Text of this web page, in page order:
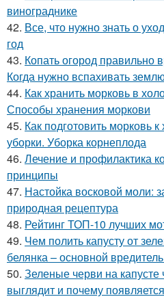
винограднике
42. Все, что нужно знать о
год
43. Копать огород правильно
Когда нужно вспахивать
44. Как хранить морковь в
Способы хранения моркови
45. Как подготовить морковь
уборки. Уборка корнеплода
46. Лечение и профилактика
принципы
47. Настойка восковой моли:
природная рецептура
48. Рейтинг ТОП-10 лучших
49. Чем полить капусту от
белянка – основной
50. Зеленые черви на капусте
выглядит и почему